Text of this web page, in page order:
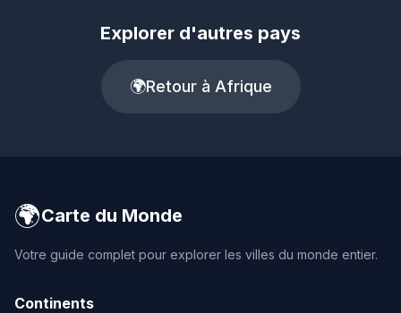
Explorer d'autres pays
🌍Retour à Afrique
🌍Carte du Monde
Votre guide complet pour explorer les villes du monde entier.
Continents